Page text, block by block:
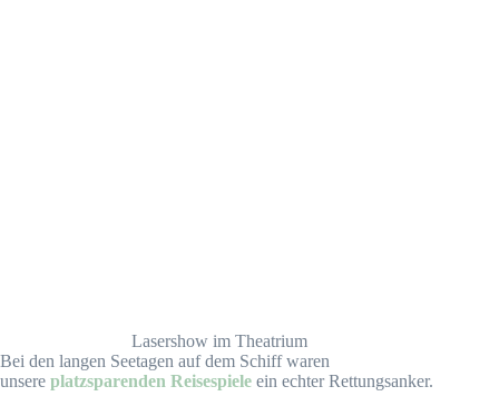
Lasershow im Theatrium
Bei den langen Seetagen auf dem Schiff waren
unsere platzsparenden Reisespiele ein echter Rettungsanker.